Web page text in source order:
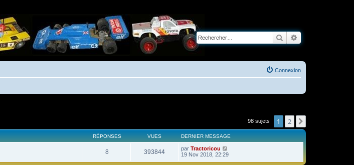
Rechercher
Connexion
98 sujets 1 2
RÉPONSES VUES DERNIER MESSAGE
8 393844 par Tractoricou
19 Nov 2018, 22:29